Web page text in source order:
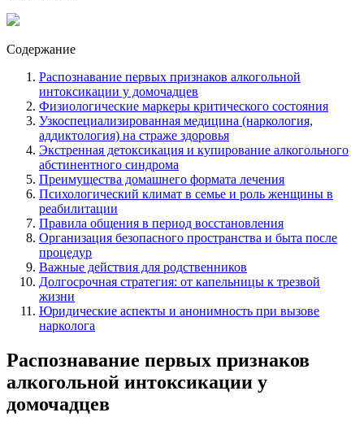
Содержание
Распознавание первых признаков алкогольной
интоксикации у домочадцев
Физиологические маркеры критического состояния
Узкоспециализированная медицина (наркология,
аддиктология) на страже здоровья
Экстренная детоксикация и купирование алкогольного
абстинентного синдрома
Преимущества домашнего формата лечения
Психологический климат в семье и роль женщины в
реабилитации
Правила общения в период восстановления
Организация безопасного пространства и быта после
процедур
Важные действия для родственников
Долгосрочная стратегия: от капельницы к трезвой
жизни
Юридические аспекты и анонимность при вызове
нарколога
Распознавание первых признаков
алкогольной интоксикации у
домочадцев